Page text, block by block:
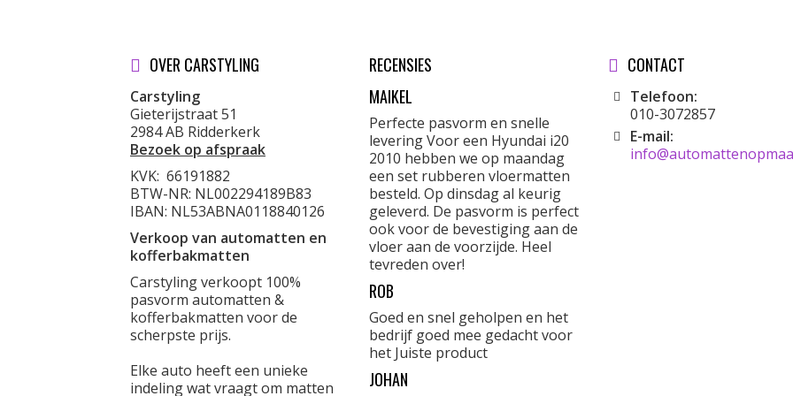
OVER CARSTYLING
Carstyling
Gieterijstraat 51
2984 AB Ridderkerk
Bezoek op afspraak
KVK: 66191882
BTW-NR: NL002294189B83
IBAN: NL53ABNA0118840126
Verkoop van automatten en
kofferbakmatten
Carstyling verkoopt 100%
pasvorm automatten &
kofferbakmatten voor de
scherpste prijs.
Elke auto heeft een unieke
indeling wat vraagt om matten
RECENSIES
MAIKEL
Perfecte pasvorm en snelle
levering Voor een Hyundai i20
2010 hebben we op maandag
een set rubberen vloermatten
besteld. Op dinsdag al keurig
geleverd. De pasvorm is perfect
ook voor de bevestiging aan de
vloer aan de voorzijde. Heel
tevreden over!
ROB
Goed en snel geholpen en het
bedrijf goed mee gedacht voor
het Juiste product
JOHAN
CONTACT
Telefoon:
010-3072857
E-mail: